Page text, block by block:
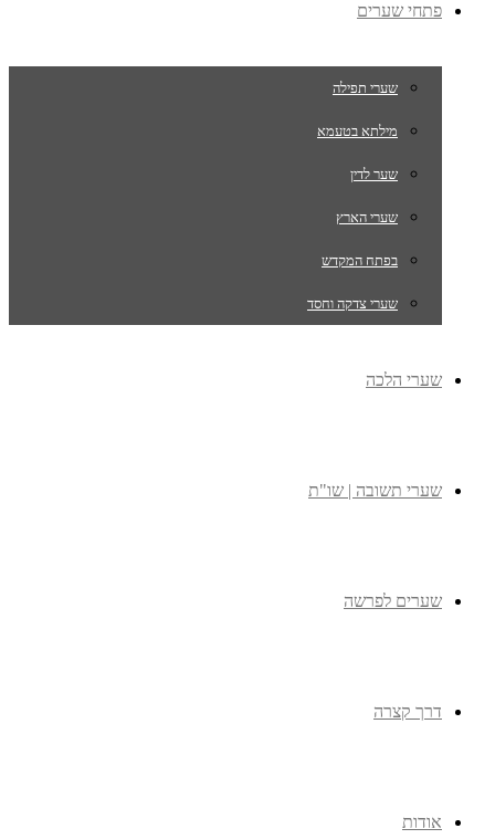
פתחי שערים
שערי תפילה
מילתא בטעמא
שער לדין
שערי הארץ
בפתח המקדש
שערי צדקה וחסד
שערי הלכה
שערי תשובה | שו"ת
שערים לפרשה
דרך קצרה
אודות